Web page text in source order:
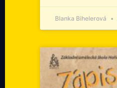
Blanka Bihelerová